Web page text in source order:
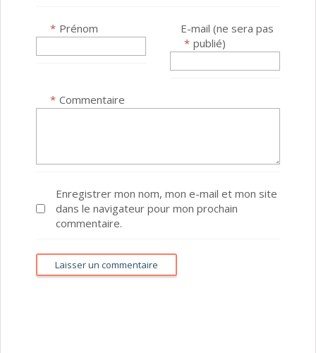
Commentaire
*
Prénom
*
E-mail (ne sera pas
publié)
*
Enregistrer mon nom, mon e-mail et mon site
dans le navigateur pour mon prochain
commentaire.